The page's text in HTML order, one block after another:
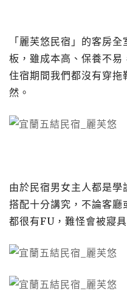
「麗芙悠民宿」的客房
板，雖成本高、保養不易
住宿期間我們都沒有穿拖
然。
由於民宿男女主人都是學
搭配十分講究，不論客廳
都很有FU，難怪會被寢